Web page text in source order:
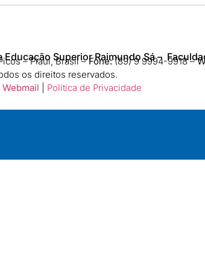
Superior Raimundo Sá –
– Piauí, Brasil –Fone:(89) 9 9994-9918​ –
os direitos reservados.
Política de Privacidade